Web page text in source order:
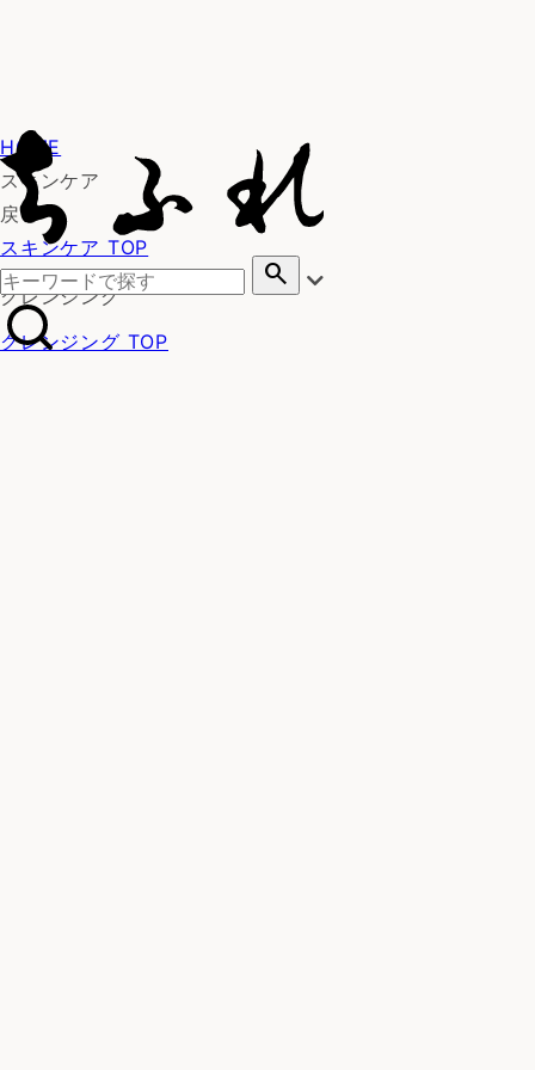
search
HOME
スキンケア
戻る
スキンケア TOP
クレンジング
クレンジング TOP